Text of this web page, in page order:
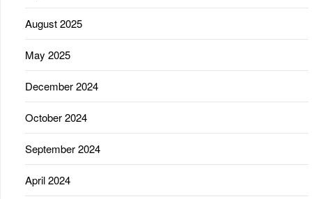
August 2025
May 2025
December 2024
October 2024
September 2024
April 2024